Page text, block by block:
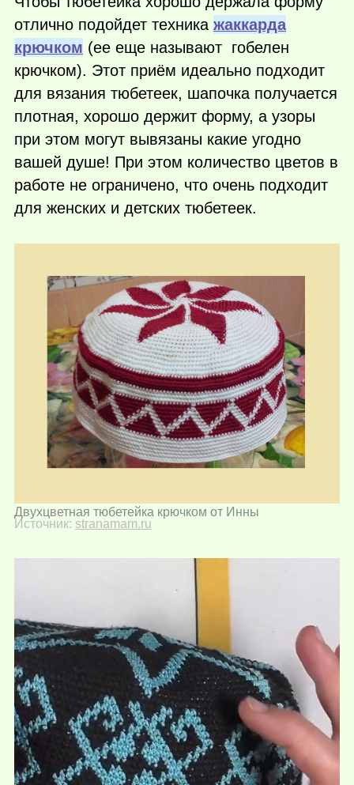
отлично подойдет техника жаккарда
крючком (ее еще называют гобелен
крючком). Этот приём идеально подходит
для вязания тюбетеек, шапочка получается
плотная, хорошо держит форму, а узоры
при этом могут вывязаны какие угодно
вашей душе! При этом количество цветов в
работе не ограничено, что очень подходит
для женских и детских тюбетеек.
Двухцветная тюбетейка крючком от Инны
Источник: stranamam.ru